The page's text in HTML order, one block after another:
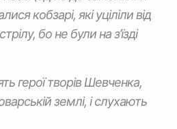
кобзарі, які уціліли від
бо не були на з’їзді
герої творів Шевченка,
землі, і слухають